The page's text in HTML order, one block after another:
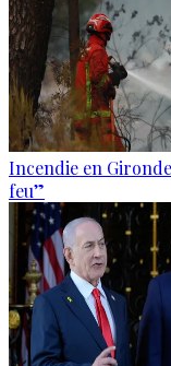
Incendie en
feu”